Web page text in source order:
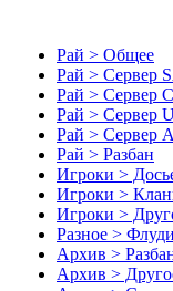
Рай > Общее
Рай > Сервер
Рай > Сервер
Рай > Сервер
Рай > Сервер
Рай > Разбан
Игроки >
Игроки >
Игроки >
Разное >
Архив >
Архив >